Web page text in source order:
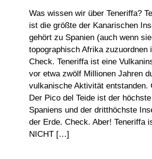
Was wissen wir über Teneriffa?
ist die größte der Kanarischen
gehört zu Spanien (auch wenn sie
topographisch Afrika zuzuordnen
Check. Teneriffa ist eine
vor etwa zwölf Millionen Jahren
vulkanische Aktivität entstanden.
Der Pico del Teide ist der
Spaniens und der dritthöchste
der Erde. Check. Aber! Teneriffa
NICHT […]